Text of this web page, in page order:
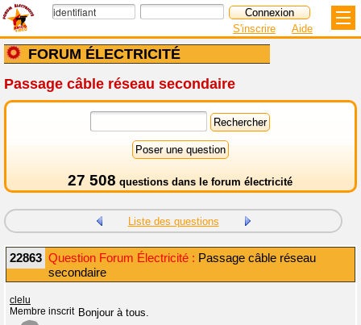
FORUM ÉLECTRICITÉ
S'inscrire Aide
Passage câble réseau secondaire
27 508 questions dans le forum électricité
Liste des questions
22863 Question Forum Électricité : Passage câble réseau
secondaire
clelu
Membre inscrit Bonjour à tous.